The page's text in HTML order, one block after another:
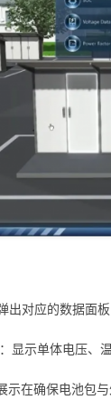
出对应的数据面板
：显示单体电压、
示在确保电池包